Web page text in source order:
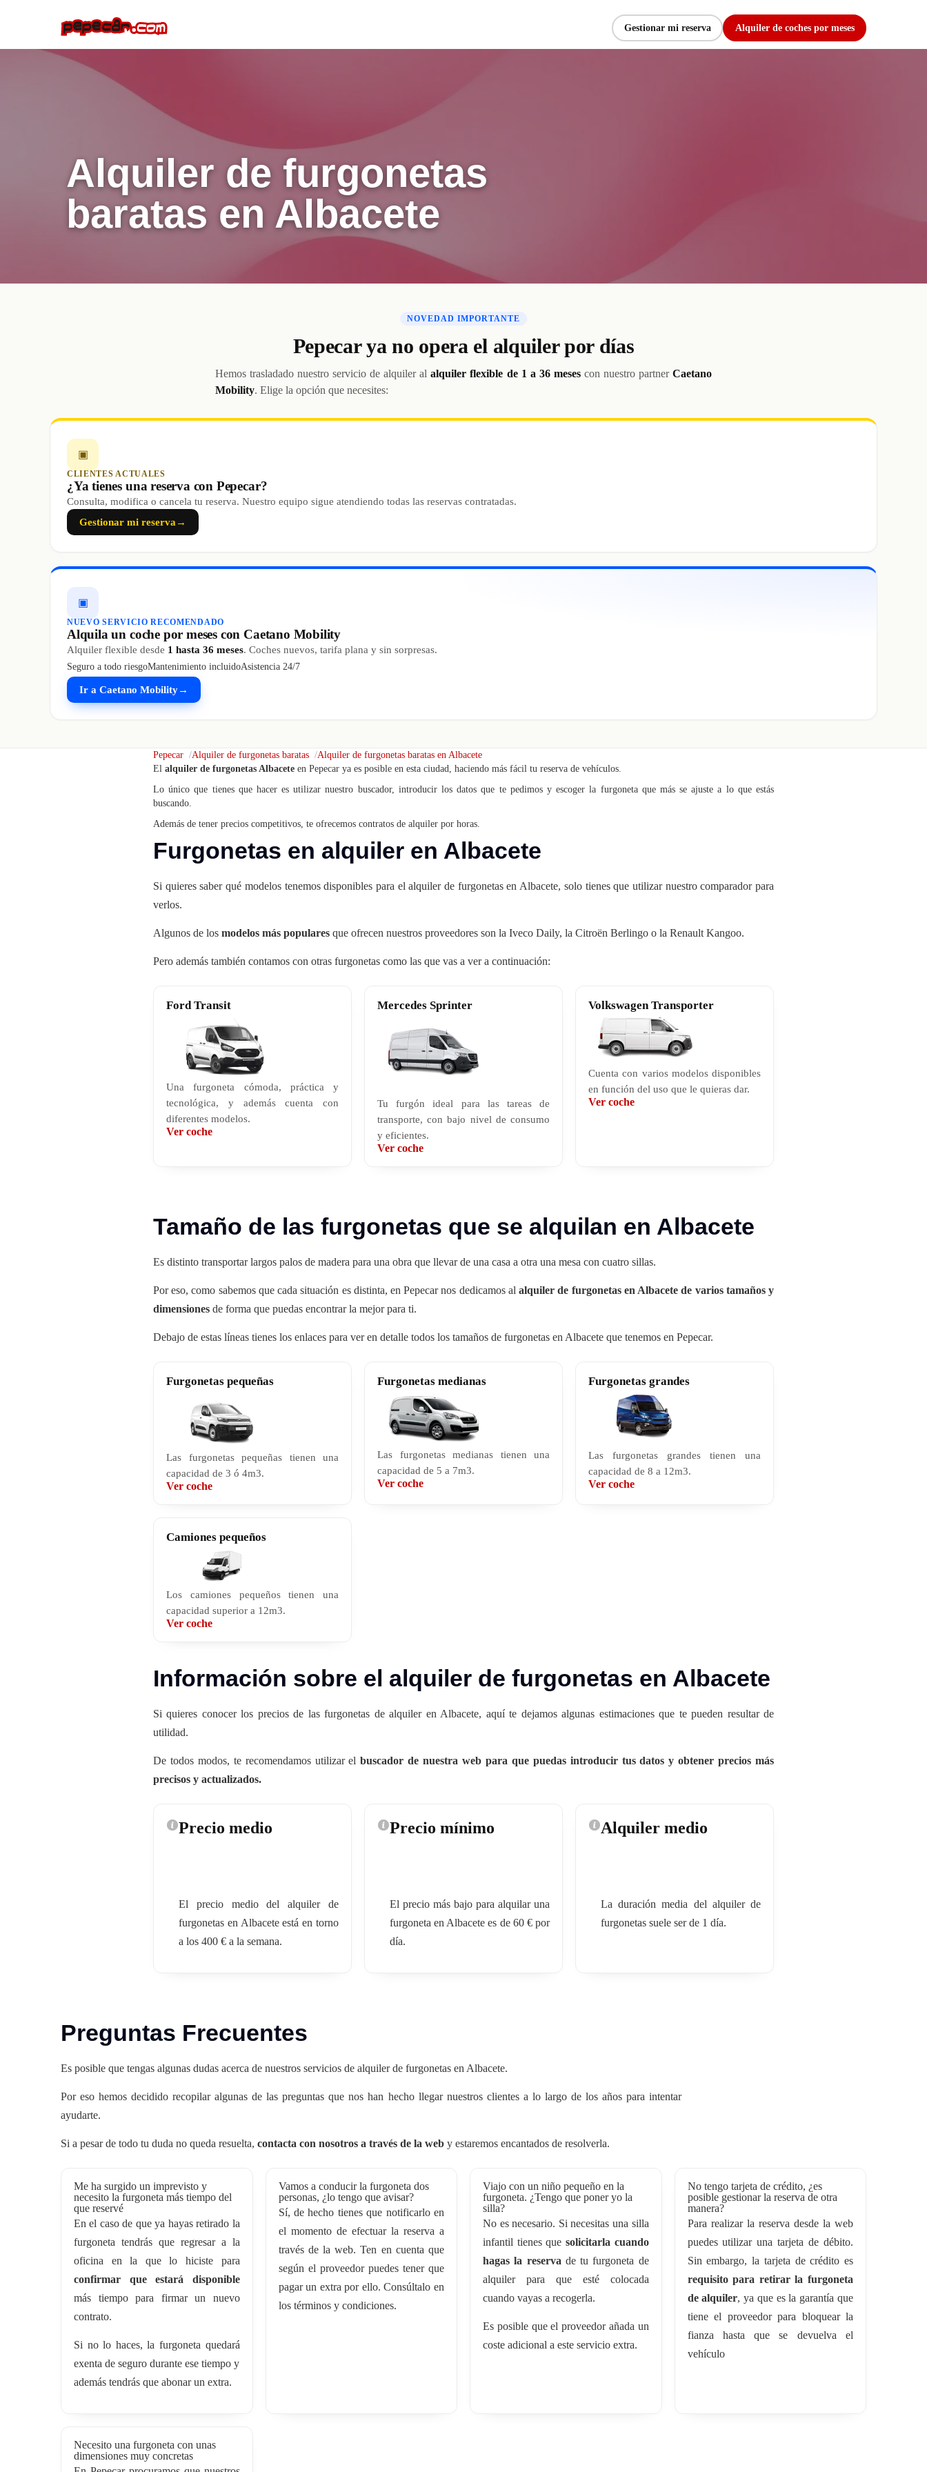
Gestionar mi reserva Alquiler de coches por meses
Alquiler de furgonetas
baratas en Albacete
NOVEDAD IMPORTANTE
Pepecar ya no opera el alquiler por días
Hemos trasladado nuestro servicio de alquiler alalquiler flexible de 1 a 36 mesescon nuestro partnerCaetano
Mobility. Elige la opción que necesites:
▣
CLIENTES ACTUALES
¿Ya tienes una reserva con Pepecar?
Consulta, modifica o cancela tu reserva. Nuestro equipo sigue atendiendo todas las reservas contratadas.
Gestionar mi reserva →
▣
NUEVO SERVICIO RECOMENDADO
Alquila un coche por meses con Caetano Mobility
Alquiler flexible desde 1 hasta 36 meses. Coches nuevos, tarifa plana y sin sorpresas.
Seguro a todo riesgoMantenimiento incluidoAsistencia 24/7
Ir a Caetano Mobility→
Pepecar Alquiler de furgonetas baratas
Alquiler de furgonetas baratas en Albacete
El alquiler de furgonetas Albacete en Pepecar ya es posible en esta ciudad, haciendo más fácil tu reserva de vehículos.
Lo único que tienes que hacer es utilizar nuestro buscador, introducir los datos que te pedimos y escoger la furgoneta que más se ajuste a lo que estás
buscando.
Además de tener precios competitivos, te ofrecemos contratos de alquiler por horas.
Furgonetas en alquiler en Albacete
Si quieres saber qué modelos tenemos disponibles para el alquiler de furgonetas en Albacete, solo tienes que utilizar nuestro comparador para
verlos.
Algunos de los modelos más populares que ofrecen nuestros proveedores son la Iveco Daily, la Citroën Berlingo o la Renault Kangoo.
Pero además también contamos con otras furgonetas como las que vas a ver a continuación:
Ford Transit
Una furgoneta
cómoda, práctica y
tecnológica, y además cuenta con
diferentes modelos.
Ver coche
Mercedes Sprinter
Tu furgón ideal para las tareas de
transporte, con bajo nivel de consumo
y eficientes.
Ver coche
Volkswagen Transporter
Cuenta con varios modelos disponibles
en función del uso que le quieras dar.
Ver coche
Tamaño de las furgonetas que se alquilan en Albacete
Es distinto transportar largos palos de madera para una obra que llevar de una casa a otra una mesa con cuatro sillas.
Por eso, como sabemos que cada situación es distinta, en Pepecar nos dedicamos alalquiler de furgonetas en Albacete de varios tamaños y
dimensiones de forma que puedas encontrar la mejor para ti.
Debajo de estas líneas tienes los enlaces para ver en detalle todos los tamaños de furgonetas en Albacete que tenemos en Pepecar.
Furgonetas pequeñas
Las furgonetas pequeñas tienen una
capacidad de 3 ó 4m3.
Ver coche
Furgonetas medianas
Las furgonetas medianas tienen una
capacidad de 5 a 7m3.
Ver coche
Furgonetas grandes
Las furgonetas grandes tienen una
capacidad de 8 a 12m3.
Ver coche
Camiones pequeños
Los camiones pequeños tienen una
capacidad superior a 12m3.
Ver coche
Información sobre el alquiler de furgonetas en Albacete
Si quieres conocer los precios de las furgonetas de alquiler en Albacete, aquí te dejamos algunas estimaciones que te pueden resultar de
utilidad.
De todos modos, te recomendamos utilizar elbuscador de nuestra web para que puedas introducir tus datos y obtener precios más
precisos y actualizados.
Precio medio
El precio medio del alquiler de
furgonetas en Albacete está en torno
a los 400 € a la semana.
Precio mínimo
El precio más bajo para alquilar una
furgoneta en Albacete es de 60 € por
día.
Alquiler medio
La duración media del alquiler de
furgonetas suele ser de 1 día.
Preguntas Frecuentes
Es posible que tengas algunas dudas acerca de nuestros servicios de alquiler de furgonetas en Albacete.
Por eso hemos decidido recopilar algunas de las preguntas que nos han hecho llegar nuestros clientes a lo largo de los años para intentar
ayudarte.
Si a pesar de todo tu duda no queda resuelta, contacta con nosotros a través de la web y estaremos encantados de resolverla.
Me ha surgido un imprevisto y
necesito la furgoneta más tiempo del
que reservé
En el caso de que ya hayas retirado la
furgoneta tendrás que regresar a la
oficina en la que lo hiciste para
confirmar que estará disponible
más tiempo para firmar un nuevo
contrato.
Si no lo haces, la furgoneta quedará
exenta de seguro durante ese tiempo y
además tendrás que abonar un extra.
Vamos a conducir la furgoneta dos
personas, ¿lo tengo que avisar?
Sí, de hecho tienes que notificarlo en
el momento de efectuar la reserva a
través de la web. Ten en cuenta que
según el proveedor puedes tener que
pagar un extra por ello. Consúltalo en
los términos y condiciones.
Viajo con un niño pequeño en la
furgoneta. ¿Tengo que poner yo la
silla?
No es necesario. Si necesitas una silla
infantil tienes que solicitarla cuando
hagas la reserva de tu furgoneta de
alquiler para que esté colocada
cuando vayas a recogerla.
Es posible que el proveedor añada un
coste adicional a este servicio extra.
No tengo tarjeta de crédito, ¿es
posible gestionar la reserva de otra
manera?
Para realizar la reserva desde la web
puedes utilizar una tarjeta de débito.
Sin embargo, la tarjeta de crédito es
requisito para retirar la furgoneta
de alquiler, ya que es la garantía que
tiene el proveedor para bloquear la
fianza hasta que se devuelva el
vehículo
Necesito una furgoneta con unas
dimensiones muy concretas